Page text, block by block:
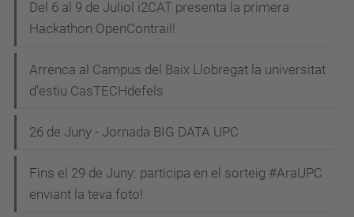
Del 6 al 9 de Juliol i2CAT presenta la primera
Hackathon OpenContrail!
Arrenca al Campus del Baix Llobregat la universitat
d’estiu CasTECHdefels
26 de Juny - Jornada BIG DATA UPC
Fins el 29 de Juny: participa en el sorteig #AraUPC
enviant la teva foto!